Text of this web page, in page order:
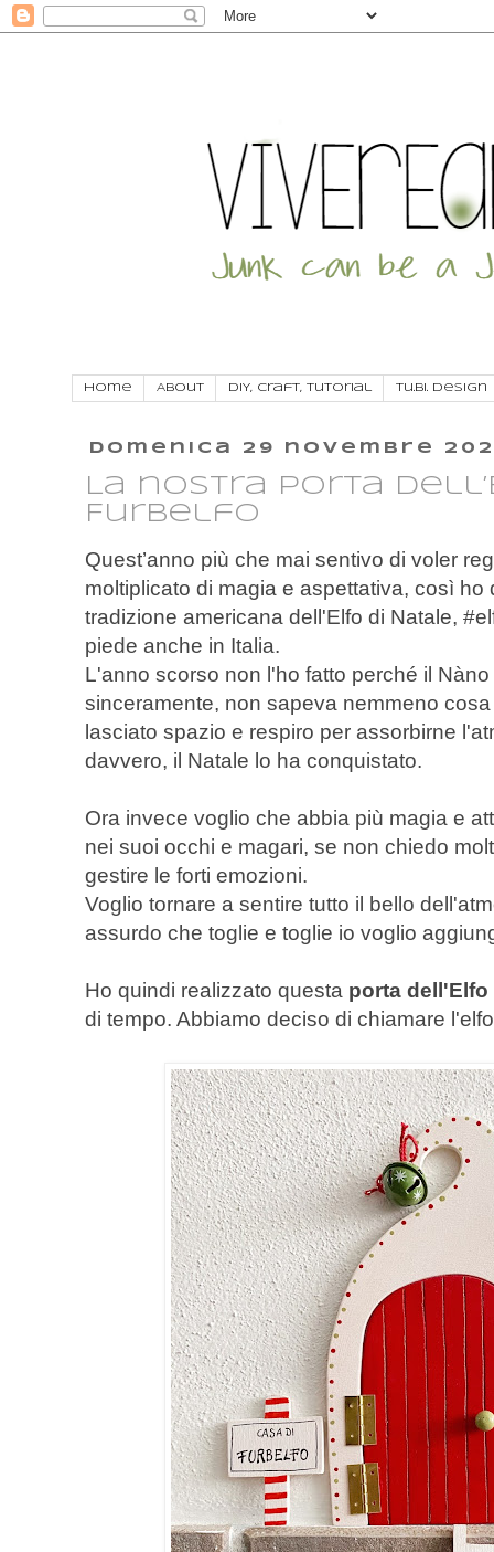
Home About DIY, craft, tutorial Tu.Bi. Design
domenica 29 novembre
La nostra porta
Furbelfo
Quest’anno più che mai sentivo di voler
moltiplicato di magia e aspettativa, così
tradizione americana dell'Elfo di Natale,
piede anche in Italia.
L'anno scorso non l'ho fatto perché il
sinceramente, non sapeva nemmeno
lasciato spazio e respiro per assorbirne
davvero, il Natale lo ha conquistato.
Ora invece voglio che abbia più magia e
nei suoi occhi e magari, se non chiedo
gestire le forti emozioni.
Voglio tornare a sentire tutto il bello
assurdo che toglie e toglie io voglio
Ho quindi realizzato questa porta
di tempo. Abbiamo deciso di chiamare